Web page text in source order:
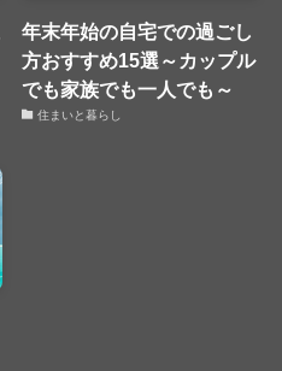
年末年始の自宅での過ごし
方おすすめ15選～カップル
でも家族でも一人でも～
住まいと暮らし